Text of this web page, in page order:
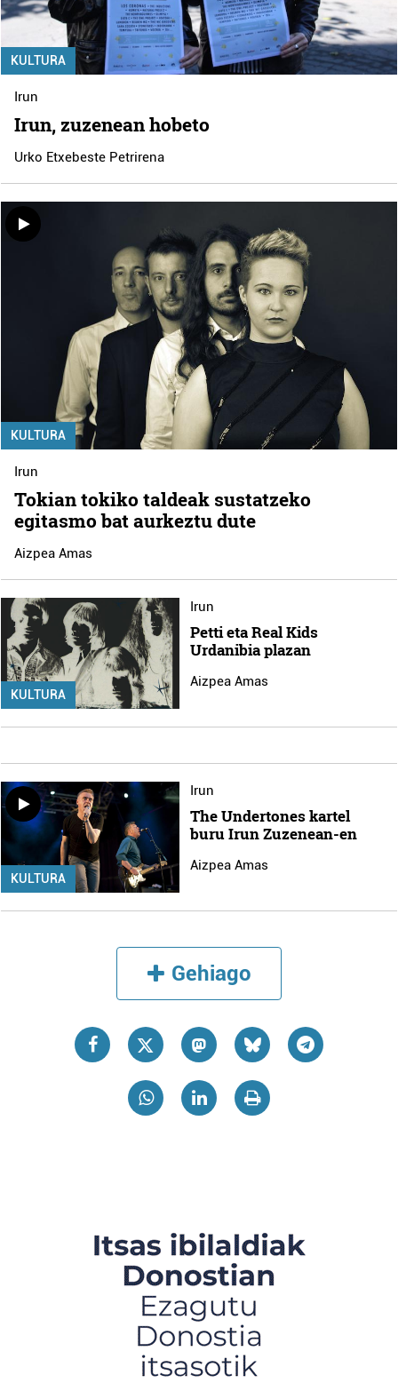
KULTURA
Irun
Irun, zuzenean hobeto
Urko Etxebeste Petrirena
KULTURA
Irun
Tokian tokiko taldeak sustatzeko
egitasmo bat aurkeztu dute
Aizpea Amas
KULTURA
Irun
Petti eta Real Kids
Urdanibia plazan
Aizpea Amas
KULTURA
Irun
The Undertones kartel
buru Irun Zuzenean-en
Aizpea Amas
Gehiago